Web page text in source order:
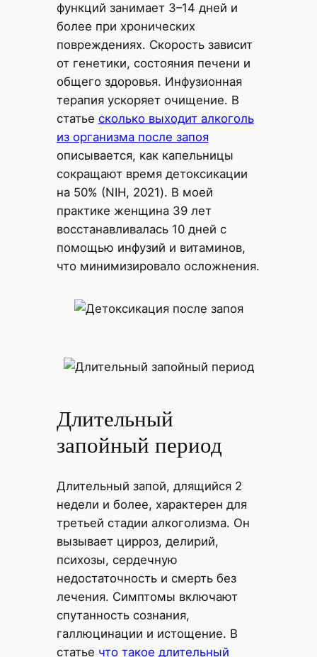
функций занимает 3–14 дней и
более при хронических
повреждениях. Скорость зависит
от генетики, состояния печени и
общего здоровья. Инфузионная
терапия ускоряет очищение. В
статье сколько выходит алкоголь
из организма после запоя
описывается, как капельницы
сокращают время детоксикации
на 50% (NIH, 2021). В моей
практике женщина 39 лет
восстанавливалась 10 дней с
помощью инфузий и витаминов,
что минимизировало осложнения.
Длительный
запойный период
Длительный запой, длящийся 2
недели и более, характерен для
третьей стадии алкоголизма. Он
вызывает цирроз, делирий,
психозы, сердечную
недостаточность и смерть без
лечения. Симптомы включают
спутанность сознания,
галлюцинации и истощение. В
статье что такое длительный